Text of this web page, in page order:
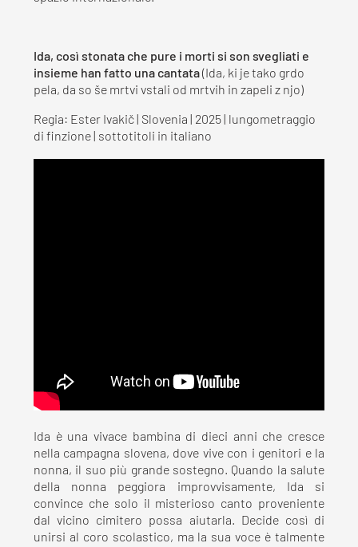
Ida, così stonata che pure i morti si son svegliati e
insieme han fatto una cantata(Ida, ki je tako grdo
pela, da so še mrtvi vstali od mrtvih in zapeli z njo)
Regia: Ester Ivakič | Slovenia | 2025 | lungometraggio
di finzione | sottotitoli in italiano
Ida è una vivace bambina di dieci anni che cresce
nella campagna slovena, dove vive con i genitori e la
nonna, il suo più grande sostegno. Quando la salute
della nonna peggiora improvvisamente, Ida si
convince che solo il misterioso canto proveniente
dal vicino cimitero possa aiutarla. Decide così di
unirsi al coro scolastico, ma la sua voce è talmente